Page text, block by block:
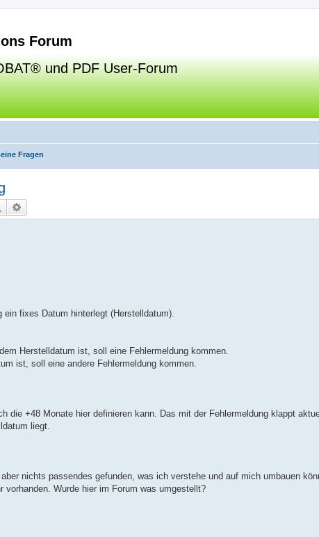
Forum
und PDF User-Forum
Fragen
Suche
fixes Datum hinterlegt (Herstelldatum).
Herstelldatum ist, soll eine Fehlermeldung kommen.
ist, soll eine andere Fehlermeldung kommen.
die +48 Monate hier definieren kann. Das mit der Fehlermeldung klappt
liegt.
nichts passendes gefunden, was ich verstehe und auf mich umbauen
Wurde hier im Forum was umgestellt?